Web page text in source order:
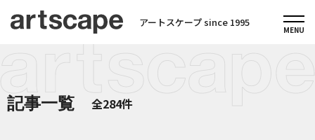
アートスケープ since 1995
記事一覧 全284件